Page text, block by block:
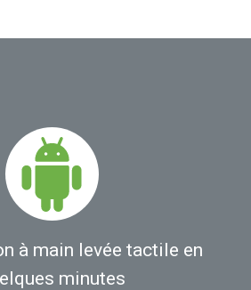
à main levée tactile en
minutes